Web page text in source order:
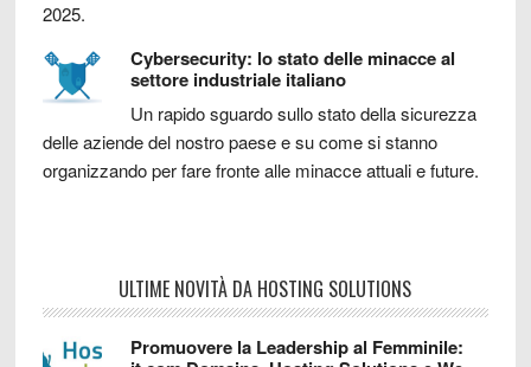
2025.
Cybersecurity: lo stato delle minacce al
settore industriale italiano
Un rapido sguardo sullo stato della sicurezza
delle aziende del nostro paese e su come si stanno
organizzando per fare fronte alle minacce attuali e future.
ULTIME NOVITÀ DA HOSTING SOLUTIONS
Promuovere la Leadership al Femminile: